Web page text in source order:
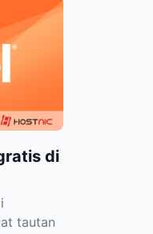
di
tautan